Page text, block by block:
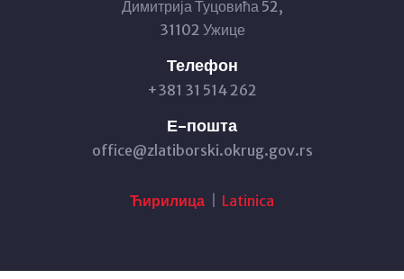
Димитрија Туцовића 52,
31102 Ужице
Телефон
+381 31 514 262
Е-пошта
office@zlatiborski.okrug.gov.rs
Ћирилица Latinica